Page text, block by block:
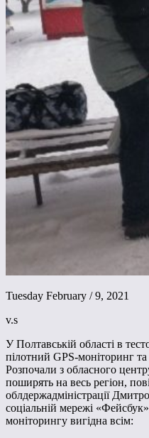
Tuesday February / 9, 2021
v.s
У Полтавській області в
пілотний GPS-моніторинг
Розпочали з обласного
поширять на весь регіон,
облдержадміністрації
соціальній мережі
моніторингу вигідна всім: